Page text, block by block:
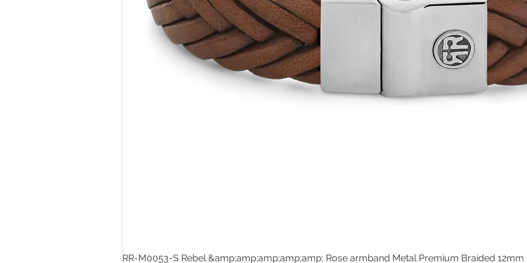
Snel overzicht
RR-M0053-S Rebel &amp;amp;amp;amp;amp; Rose armband Metal Premium Braided 12mm